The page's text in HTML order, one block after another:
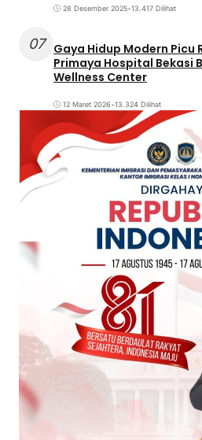
28 Desember 2025•13.417 Dilihat
07
Gaya Hidup Modern Picu
Primaya Hospital Bekasi
Wellness Center
12 Maret 2026•13.324 Dilihat